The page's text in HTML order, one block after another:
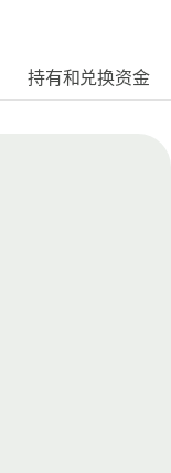
持有和兑换资金